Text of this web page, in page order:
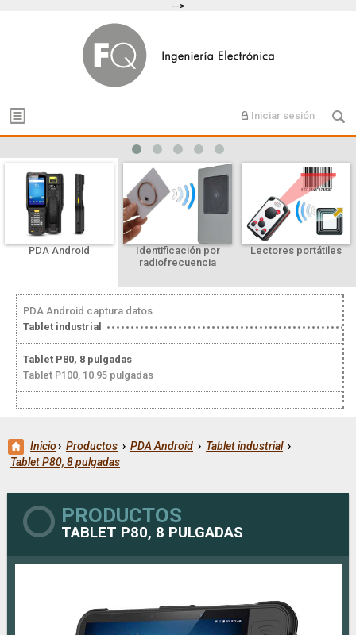
-->
Iniciar sesión
PDA Android
Identificación por
radiofrecuencia
Lectores portátiles
PDA Android captura datos
Tablet industrial
Tablet P80, 8 pulgadas
Tablet P100, 10.95 pulgadas
Inicio› Productos › PDA Android › Tablet industrial ›
Tablet P80, 8 pulgadas
PRODUCTOS
TABLET P80, 8 PULGADAS